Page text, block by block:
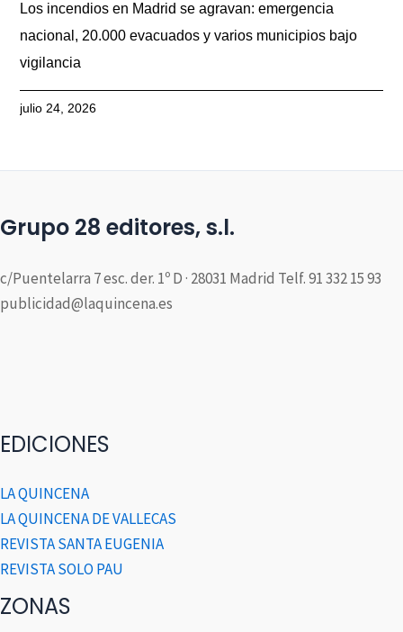
Los incendios en Madrid se agravan: emergencia
nacional, 20.000 evacuados y varios municipios bajo
vigilancia
julio 24, 2026
Grupo 28 editores, s.l.
c/Puentelarra 7 esc. der. 1º D · 28031 Madrid Telf. 91 332 15 93
publicidad@laquincena.es
EDICIONES
LA QUINCENA
LA QUINCENA DE VALLECAS
REVISTA SANTA EUGENIA
REVISTA SOLO PAU
ZONAS